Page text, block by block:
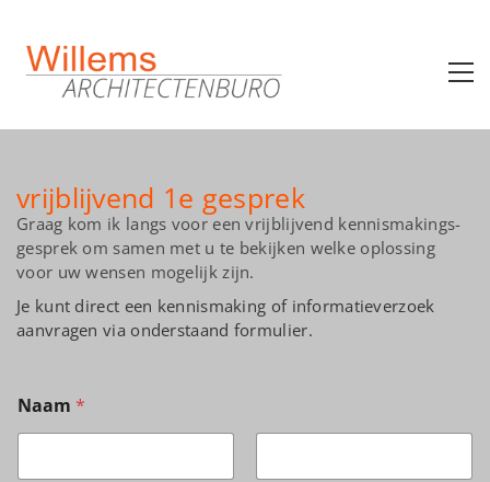
vrijblijvend 1e gesprek
Graag kom ik langs voor een vrij­blijvend kennismakings­
gesprek om samen met u te bekijken welke oplossing
voor uw wensen mogelijk zijn.
Je kunt direct een kennismaking of informatieverzoek
aanvragen via onderstaand formulier.
Naam *